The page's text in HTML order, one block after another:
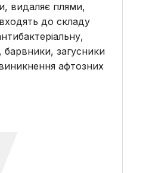
видаляє плями,
до складу
барвники, загусники
афтозних